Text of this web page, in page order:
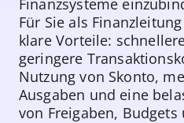
Für Sie als
klare Vorteile:
geringere
Nutzung von Skonto,
Ausgaben und eine
von Freigaben, Budgets